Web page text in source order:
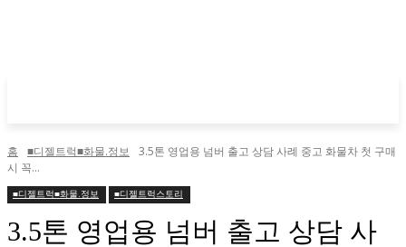
홈 ■디젤트럭■화물.정보
3.5톤 영업용 넘버 출고 상담 사례 중고 화물차 첫 구매
시 꼭...
■디젤트럭■화물.정보 ■디젤트럭스토리
3.5톤 영업용 넘버 출고 상담 사